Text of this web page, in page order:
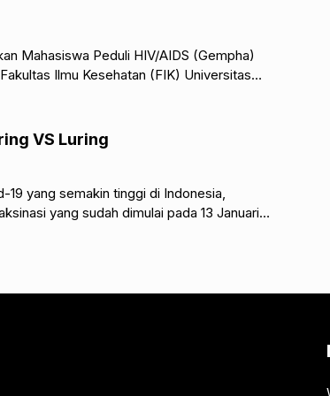
Mahasiswa Peduli HIV/AIDS (Gempha)
Ilmu Kesehatan (FIK) Universitas
VS Luring
yang semakin tinggi di Indonesia,
yang sudah dimulai pada 13 Januari